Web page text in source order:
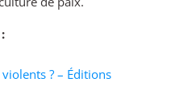
? – Éditions